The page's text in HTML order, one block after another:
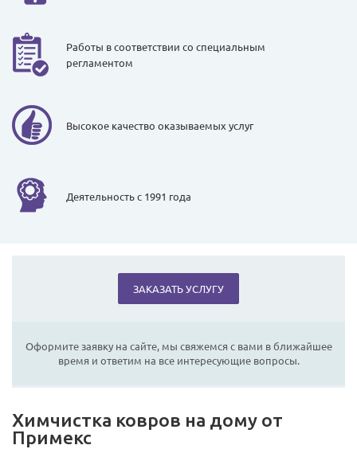
Работы в соответствии со специальным
регламентом
Высокое качество оказываемых услуг
Деятельность с 1991 года
ЗАКАЗАТЬ УСЛУГУ
Оформите заявку на сайте, мы свяжемся с вами в ближайшее
время и ответим на все интересующие вопросы.
Химчистка ковров на дому от
Примекс